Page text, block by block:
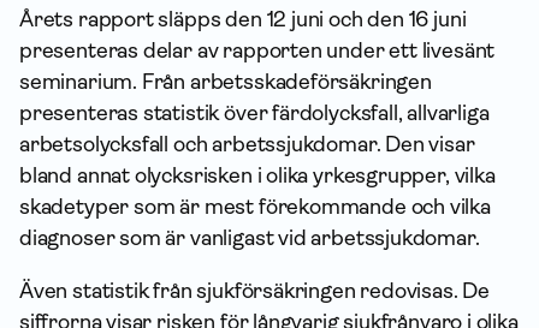
Årets rapport släpps den 12 juni och den 16 juni
presenteras delar av rapporten under ett livesänt
seminarium. Från arbets­skade­försäkringen
presenteras statistik över färdolycksfall, allvarliga
arbetsolycksfall och arbets­sjuk­domar. Den visar
bland annat olycksrisken i olika yrkesgrupper, vilka
skadetyper som är mest förekommande och vilka
diagnoser som är vanligast vid arbets­sjuk­domar.
Även statistik från sjuk­försäkringen redovisas. De
siffrorna visar risken för långvarig sjukfrånvaro i olika